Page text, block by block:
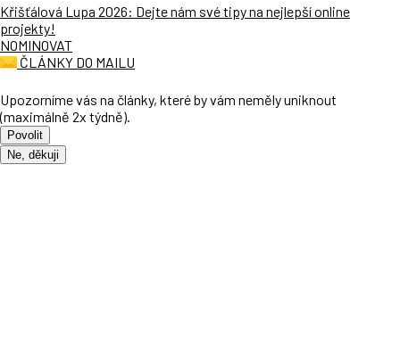
Křišťálová Lupa 2026: Dejte nám své tipy na nejlepší online
projekty!
NOMINOVAT
ČLÁNKY DO MAILU
Upozorníme vás na články, které by vám neměly uniknout
(maximálně 2x týdně).
Povolit
Ne, děkuji